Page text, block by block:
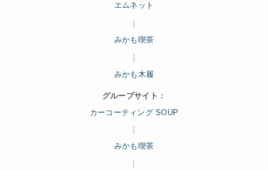
エムネット
みかも喫茶
みかも木履
グループサイト：
カーコーティング SOUP
みかも喫茶